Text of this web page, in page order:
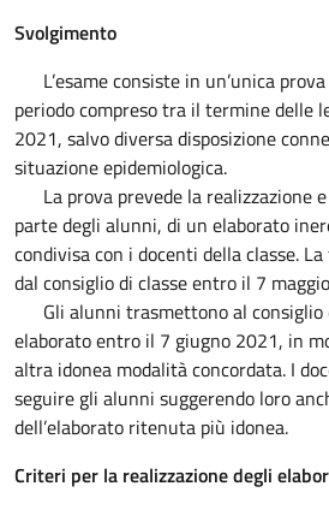
Svolgimento
L’esame consiste in un’unica
periodo compreso tra il termine delle
2021, salvo diversa disposizione
situazione epidemiologica.
La prova prevede la realizzazione
parte degli alunni, di un elaborato
condivisa con i docenti della classe.
dal consiglio di classe entro il 7
Gli alunni trasmettono al consiglio
elaborato entro il 7 giugno 2021, in
altra idonea modalità concordata. I
seguire gli alunni suggerendo loro
dell’elaborato ritenuta più idonea.
Criteri per la realizzazione degli